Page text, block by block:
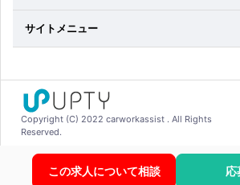
この求人について相談 応
サイトメニュー
Copyright (C) 2022 carworkassist . All Rights
Reserved.